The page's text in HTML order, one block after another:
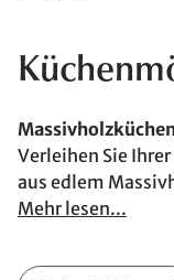
Verleihen Sie
aus edlem
Mehr lesen...